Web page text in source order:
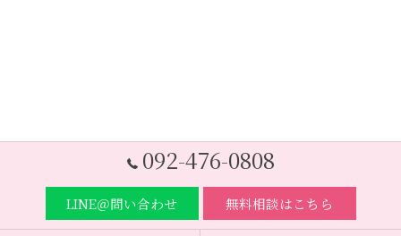
092-476-0808
LINE＠問い合わせ 無料相談はこちら